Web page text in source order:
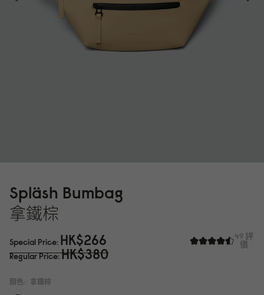
Spläsh Bumbag
拿鐵棕
49 評
價
Special Price HK$266
Regular Price HK$380
顏色:: 拿鐵棕